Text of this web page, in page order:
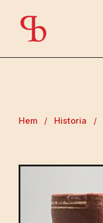
Hem / Historia /